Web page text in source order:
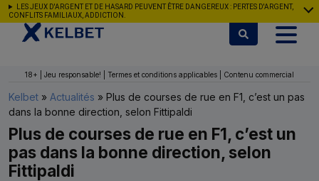
Aller au contenu
LES JEUX D'ARGENT ET DE HASARD PEUVENT ÊTRE DANGEREUX : PERTES D'ARGENT,
CONFLITS FAMILIAUX, ADDICTION.
18+ | Jeu responsable! | Termes et conditions applicables | Contenu commercial
Kelbet » Actualités » Plus de courses de rue en F1, c’est un pas
dans la bonne direction, selon Fittipaldi
Plus de courses de rue en F1, c’est un
pas dans la bonne direction, selon
Fittipaldi